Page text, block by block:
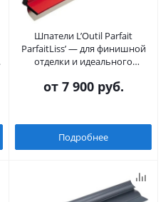
Шпатели L’Outil Parfait
ParfaitLiss’ — для финишной
отделки и идеального
от 7 900 руб.
Подробнее